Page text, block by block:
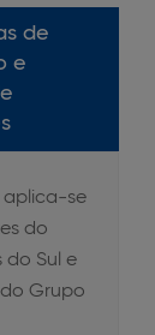
de
e
aplica-se
do
do Sul e
Grupo